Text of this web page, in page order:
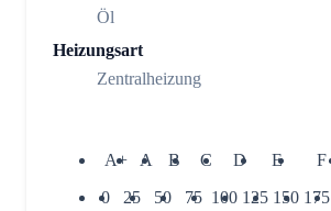
Öl
Heizungsart
Zentralheizung
A+ A B C D E F
0
25 50 75 100 125 150 175